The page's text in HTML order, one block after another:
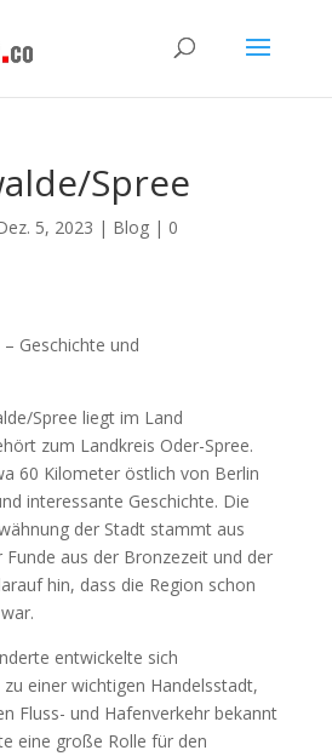
Spree
5, 2023 | Blog| 0
Geschichte und
Spree liegt im Land
zum Landkreis Oder-Spree.
60 Kilometer östlich von Berlin
interessante Geschichte. Die
der Stadt stammt aus
Funde aus der Bronzezeit und der
hin, dass die Region schon
entwickelte sich
einer wichtigen Handelsstadt,
Fluss- und Hafenverkehr bekannt
eine große Rolle für den